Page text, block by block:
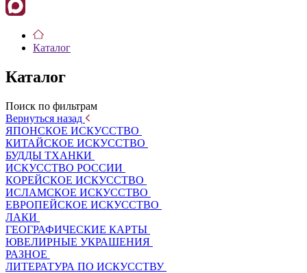
Каталог
Каталог
Поиск по фильтрам
Вернуться назад
ЯПОНСКОЕ ИСКУССТВО
КИТАЙСКОЕ ИСКУССТВО
БУДДЫ ТХАНКИ
ИСКУССТВО РОССИИ
КОРЕЙСКОЕ ИСКУССТВО
ИСЛАМСКОЕ ИСКУССТВО
ЕВРОПЕЙСКОЕ ИСКУССТВО
ЛАКИ
ГЕОГРАФИЧЕСКИЕ КАРТЫ
ЮВЕЛИРНЫЕ УКРАШЕНИЯ
РАЗНОЕ
ЛИТЕРАТУРА ПО ИСКУССТВУ